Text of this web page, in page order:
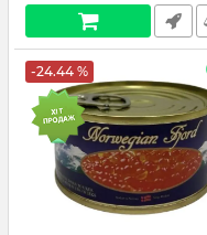
-24.44 %